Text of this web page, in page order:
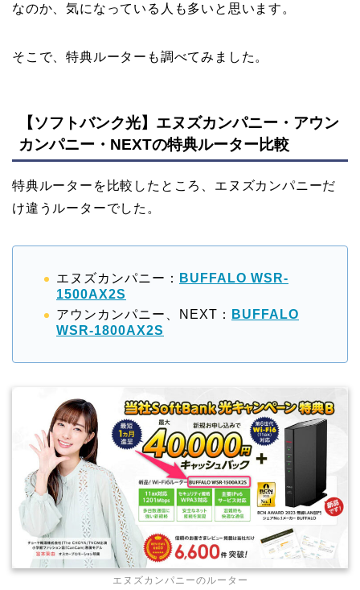
なのか、気になっている人も多いと思います。
そこで、特典ルーターも調べてみました。
【ソフトバンク光】エヌズカンパニー・アウン
カンパニー・NEXTの特典ルーター比較
特典ルーターを比較したところ、エヌズカンパニーだ
け違うルーターでした。
エヌズカンパニー：
BUFFALO WSR-
1500AX2S
アウンカンパニー、NEXT：
BUFFALO
WSR-1800AX2S
エヌズカンパニーのルーター